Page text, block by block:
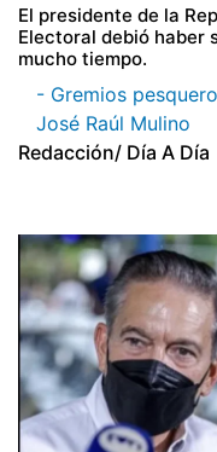
El presidente de la
Electoral debió haber
mucho tiempo.
- Gremios
José Raúl Mulino
Redacción/ Día A Día